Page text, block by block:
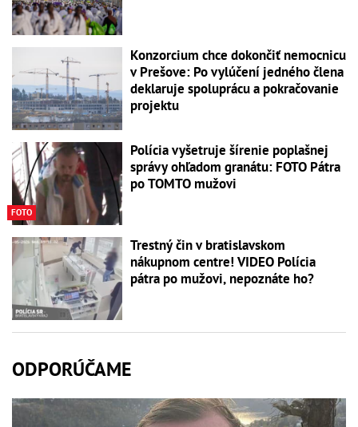
Konzorcium chce dokončiť nemocnicu
v Prešove: Po vylúčení jedného člena
deklaruje spoluprácu a pokračovanie
projektu
FOTO
Polícia vyšetruje šírenie poplašnej
správy ohľadom granátu: FOTO Pátra
po TOMTO mužovi
Trestný čin v bratislavskom
nákupnom centre! VIDEO Polícia
pátra po mužovi, nepoznáte ho?
ODPORÚČAME